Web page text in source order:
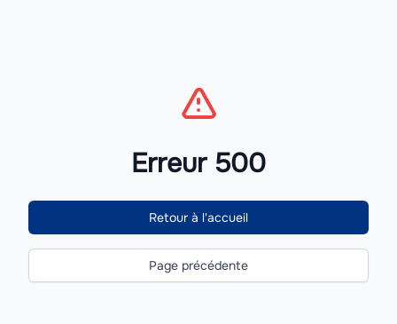
Erreur 500
Retour à l'accueil
Page précédente